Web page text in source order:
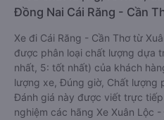
Đồng Nai Cái Răng - Cần
Xe đi Cái Răng - Cần Thơ từ
được phân loại chất lượng dựa
nhất, 5: tốt nhất) của khách
lượng xe, Đúng giờ, Chất lượng
Đánh giá này được viết trực
nghiệm các hãng Xe Xuân Lộc